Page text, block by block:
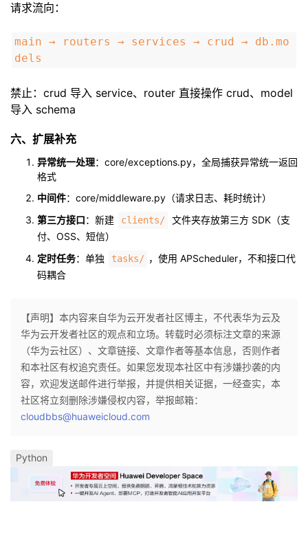
请求流向：
main → routers → services → crud → db.mo
dels
禁止：crud 导入 service、router 直接操作 crud、model
导入 schema
六、扩展补充
异常统一处理：core/exceptions.py，全局捕获异常统一返回
格式
中间件：core/middleware.py（请求日志、耗时统计）
第三方接口：新建 clients/
文件夹存放第三方 SDK（支
付、OSS、短信）
定时任务：单独 tasks/ ，使用 APScheduler，不和接口代
码耦合
【声明】本内容来自华为云开发者社区博主，不代表华为云及
华为云开发者社区的观点和立场。转载时必须标注文章的来源
（华为云社区）、文章链接、文章作者等基本信息，否则作者
和本社区有权追究责任。如果您发现本社区中有涉嫌抄袭的内
容，欢迎发送邮件进行举报，并提供相关证据，一经查实，本
社区将立刻删除涉嫌侵权内容，举报邮箱：
cloudbbs@huaweicloud.com
Python